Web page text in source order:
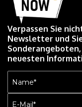
Verpassen Sie
Newsletter und
neuesten